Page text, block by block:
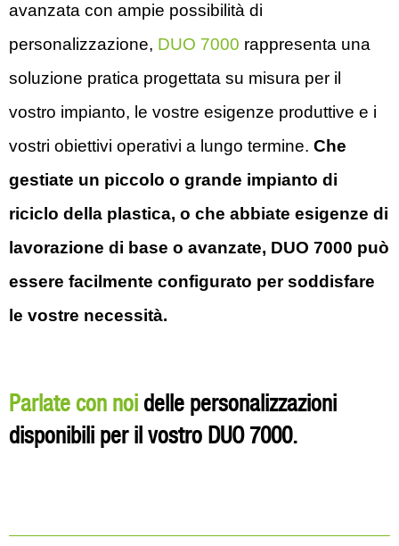
avanzata con ampie possibilità di
personalizzazione, DUO 7000 rappresenta una
soluzione pratica progettata su misura per il
vostro impianto, le vostre esigenze produttive e i
vostri obiettivi operativi a lungo termine. Che
gestiate un piccolo o grande impianto di
riciclo della plastica, o che abbiate esigenze di
lavorazione di base o avanzate, DUO 7000 può
essere facilmente configurato per soddisfare
le vostre necessità.
Parlate con noi delle personalizzazioni
disponibili per il vostro DUO 7000.